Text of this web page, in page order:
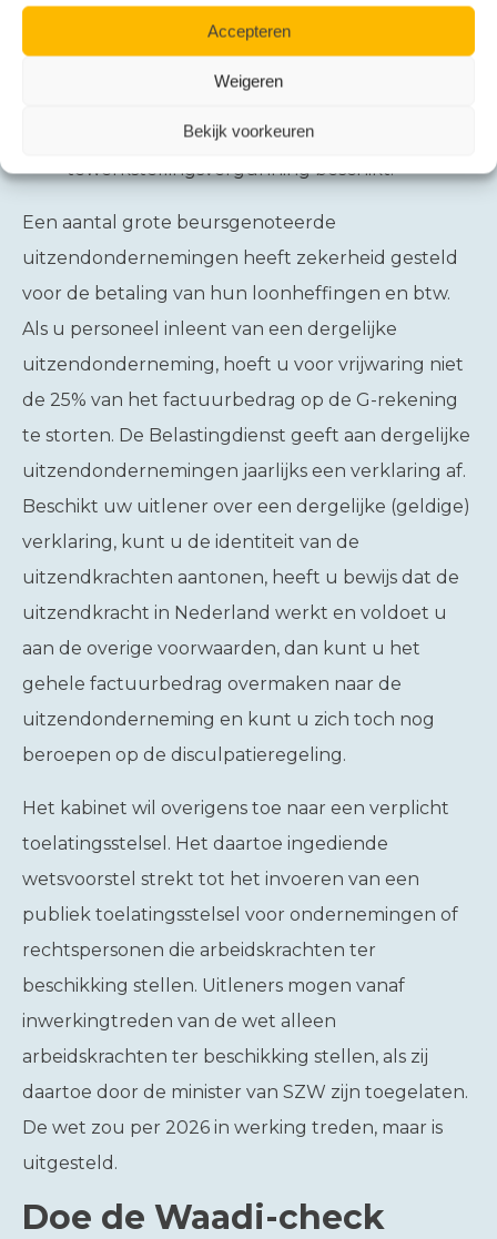
Accepteren
Weigeren
Bekijk voorkeuren
de hand van de hierboven genoemde
registratie, het BSN moet bekend zijn en u
moet kunnen aantonen dat het personeel
over een geldige verblijfs- of
tewerkstellingsvergunning beschikt.
Een aantal grote beursgenoteerde
uitzendondernemingen heeft zekerheid gesteld
voor de betaling van hun loonheffingen en btw.
Als u personeel inleent van een dergelijke
uitzendonderneming, hoeft u voor vrijwaring niet
de 25% van het factuurbedrag op de G-rekening
te storten. De Belastingdienst geeft aan dergelijke
uitzendondernemingen jaarlijks een verklaring af.
Beschikt uw uitlener over een dergelijke (geldige)
verklaring, kunt u de identiteit van de
uitzendkrachten aantonen, heeft u bewijs dat de
uitzendkracht in Nederland werkt en voldoet u
aan de overige voorwaarden, dan kunt u het
gehele factuurbedrag overmaken naar de
uitzendonderneming en kunt u zich toch nog
beroepen op de disculpatieregeling.
Het kabinet wil overigens toe naar een verplicht
toelatingsstelsel. Het daartoe ingediende
wetsvoorstel strekt tot het invoeren van een
publiek toelatingsstelsel voor ondernemingen of
rechtspersonen die arbeidskrachten ter
beschikking stellen. Uitleners mogen vanaf
inwerkingtreden van de wet alleen
arbeidskrachten ter beschikking stellen, als zij
daartoe door de minister van SZW zijn toegelaten.
De wet zou per 2026 in werking treden, maar is
uitgesteld.
Doe de Waadi-check